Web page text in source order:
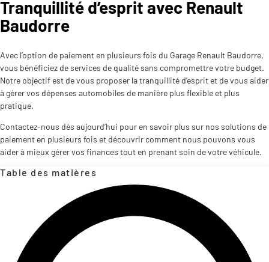
Tranquillité d’esprit avec Renault
Baudorre
Avec l’option de paiement en plusieurs fois du Garage Renault Baudorre,
vous bénéficiez de services de qualité sans compromettre votre budget.
Notre objectif est de vous proposer la tranquillité d’esprit et de vous aider
à gérer vos dépenses automobiles de manière plus flexible et plus
pratique.
Contactez-nous dès aujourd’hui pour en savoir plus sur nos solutions de
paiement en plusieurs fois et découvrir comment nous pouvons vous
aider à mieux gérer vos finances tout en prenant soin de votre véhicule.
Table des matières